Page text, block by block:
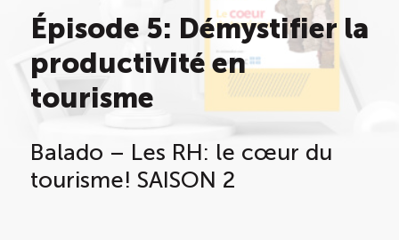
Outils et ressources
Portail RH
Descriptions de fonction
Épisode 5: Démystifier la
productivité en
tourisme
Balado – Les RH: le cœur du
tourisme! SAISON 2